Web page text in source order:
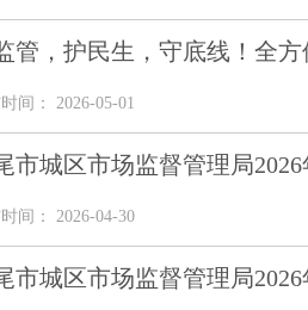
管，护民生，守底线！全
间： 2026-05-01
市城区市场监督管理局
间： 2026-04-30
市城区市场监督管理局